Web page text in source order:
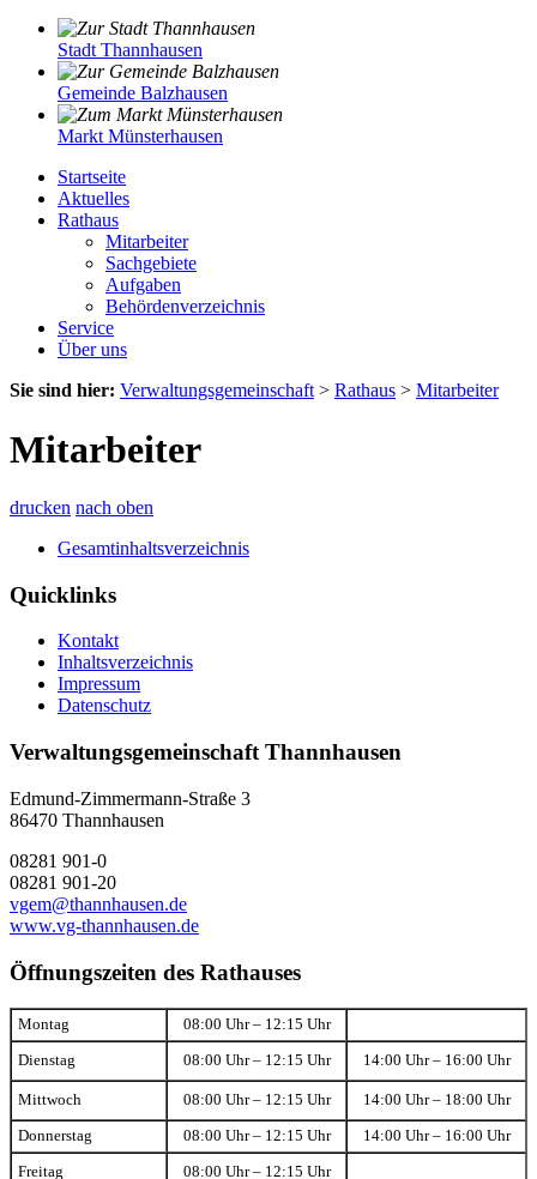
Stadt Thannhausen
Gemeinde Balzhausen
Markt Münsterhausen
Startseite
Aktuelles
Rathaus
Mitarbeiter
Sachgebiete
Aufgaben
Behördenverzeichnis
Service
Über uns
Sie sind hier: Verwaltungsgemeinschaft > Rathaus > Mitarbeiter
Mitarbeiter
drucken nach oben
Gesamtinhaltsverzeichnis
Quicklinks
Kontakt
Inhaltsverzeichnis
Impressum
Datenschutz
Verwaltungsgemeinschaft Thannhausen
Edmund-Zimmermann-Straße 3
86470 Thannhausen
08281 901-0
08281 901-20
vgem@thannhausen.de
www.vg-thannhausen.de
Öffnungszeiten des Rathauses
Montag 08:00 Uhr – 12:15 Uhr
Dienstag 08:00 Uhr – 12:15 Uhr 14:00 Uhr – 16:00 Uhr
Mittwoch 08:00 Uhr – 12:15 Uhr 14:00 Uhr – 18:00 Uhr
Donnerstag 08:00 Uhr – 12:15 Uhr 14:00 Uhr – 16:00 Uhr
Freitag 08:00 Uhr – 12:15 Uhr